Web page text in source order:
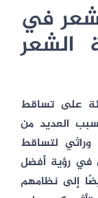
في
الشعر
على تساقط
العديد من
لتساقط
رؤية أفضل
إلى نظامهم